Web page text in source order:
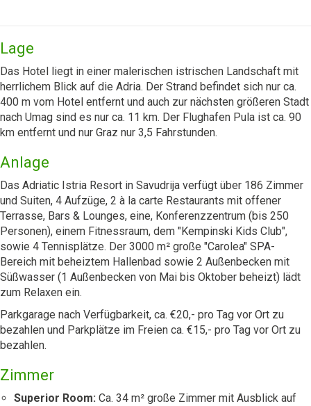
Lage
Das Hotel liegt in einer malerischen istrischen Landschaft mit
herrlichem Blick auf die Adria. Der Strand befindet sich nur ca.
400 m vom Hotel entfernt und auch zur nächsten größeren Stadt
nach Umag sind es nur ca. 11 km. Der Flughafen Pula ist ca. 90
km entfernt und nur Graz nur 3,5 Fahrstunden.
Anlage
Das Adriatic Istria Resort in Savudrija verfügt über 186 Zimmer
und Suiten, 4 Aufzüge, 2 à la carte Restaurants mit offener
Terrasse, Bars & Lounges, eine, Konferenzzentrum (bis 250
Personen), einem Fitnessraum, dem "Kempinski Kids Club",
sowie 4 Tennisplätze. Der 3000 m² große "Carolea" SPA-
Bereich mit beheiztem Hallenbad sowie 2 Außenbecken mit
Süßwasser (1 Außenbecken von Mai bis Oktober beheizt) lädt
zum Relaxen ein.
Parkgarage nach Verfügbarkeit, ca. €20,- pro Tag vor Ort zu
bezahlen und Parkplätze im Freien ca. €15,- pro Tag vor Ort zu
bezahlen.
Zimmer
Superior Room: Ca. 34 m² große Zimmer mit Ausblick auf